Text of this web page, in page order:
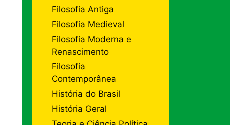
Filosofia Antiga
Filosofia Medieval
Filosofia Moderna e
Renascimento
Filosofia
Contemporânea
História do Brasil
História Geral